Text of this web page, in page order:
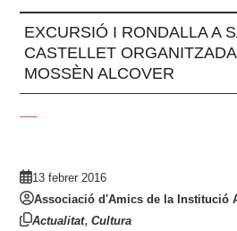
EXCURSIÓ I RONDALLA A
CASTELLET
MOSSÈN ALCOVER
13 febrer 2016
Associació d'Amics de la Institució
Actualitat,Cultura